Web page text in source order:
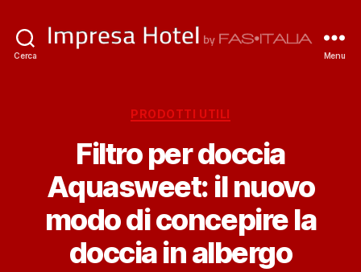
Cerca Menu
Categorie
PRODOTTI UTILI
Filtro per doccia
Aquasweet: il nuovo
modo di concepire la
doccia in albergo